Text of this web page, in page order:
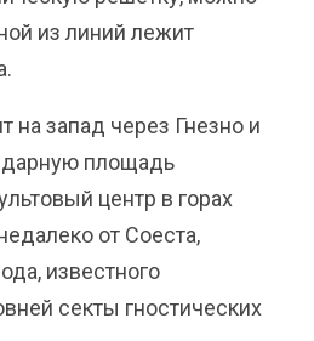
из линий лежит
на запад через Гнезно и
площадь
центр в горах
от Соеста,
известного
секты гностических